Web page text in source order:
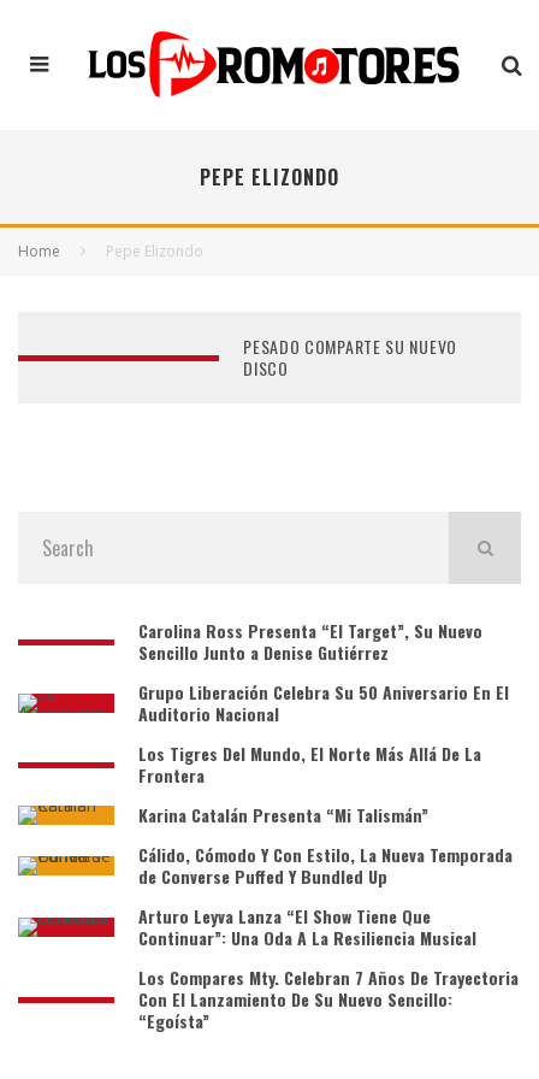
PEPE ELIZONDO
Home Pepe Elizondo
PESADO COMPARTE SU NUEVO
DISCO
Carolina Ross Presenta “El Target”, Su Nuevo
Sencillo Junto a Denise Gutiérrez
Grupo Liberación Celebra Su 50 Aniversario En El
Auditorio Nacional
Los Tigres Del Mundo, El Norte Más Allá De La
Frontera
Karina Catalán Presenta “Mi Talismán”
Cálido, Cómodo Y Con Estilo, La Nueva Temporada
de Converse Puffed Y Bundled Up
Arturo Leyva Lanza “El Show Tiene Que
Continuar”: Una Oda A La Resiliencia Musical
Los Compares Mty. Celebran 7 Años De Trayectoria
Con El Lanzamiento De Su Nuevo Sencillo:
“Egoísta”